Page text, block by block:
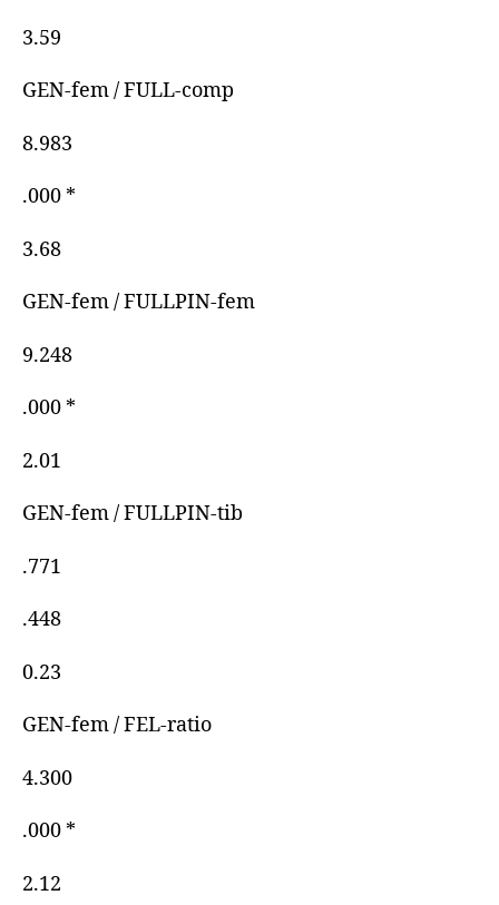
3.59
GEN-fem / FULL-comp
8.983
.000 *
3.68
GEN-fem / FULLPIN-fem
9.248
.000 *
2.01
GEN-fem / FULLPIN-tib
.771
.448
0.23
GEN-fem / FEL-ratio
4.300
.000 *
2.12